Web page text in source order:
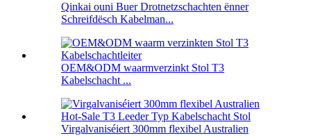
Qinkai ouni Buer Drotnetzschachten ënner
Schreifdësch Kabelman...
OEM&ODM waarmverzinkt Stol T3
Kabelschacht ...
Virgalvaniséiert 300mm flexibel Australien